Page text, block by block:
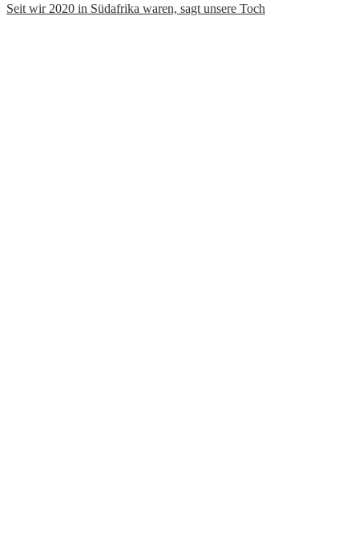
Seit wir 2020 in Südafrika waren, sagt unsere Toch